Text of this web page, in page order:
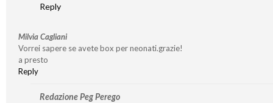
Reply
Milvia Cagliani
Vorrei sapere se avete box per neonati.grazie!
a presto
Reply
Redazione Peg Perego